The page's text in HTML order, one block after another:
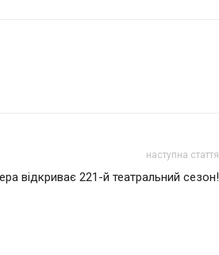
наступна стаття
відкриває 221-й театральний сезон!